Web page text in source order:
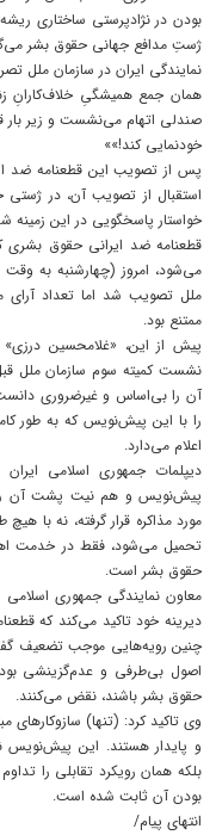
بودن در نژادپرستی ساختاری
ژستِ مدافع جهانی حقوق بشر
نمایندگی ایران در سازمان ملل
همان جمع همیشگیِ خلاف‌کارانِ
صندلی اتهام می‌نشست و زیر
خودنمایی کند!»»
پس از تصویب این قطعنامه ضد
استقبال از تصویب آن، در
خواستار پاسخگویی در این زمینه
قطعنامه ضد ایرانی حقوق بشری
می‌شود، امروز (چهارشنبه به
ملل تصویب شد اما تعداد آرای
ممتنع بود.
پیش از این، «غلامحسین
نشست کمیته سوم سازمان ملل
آن را بی‌اساس و غیرضروری
را با این پیش‌نویس که به طور
اعلام می‌دارد.
دیپلمات جمهوری اسلامی
پیش‌نویس و هم نیت پشت آن
مورد مذاکره قرار گرفته، نه
تحمیل می‌شود، فقط در خدمت
حقوق بشر است.
معاون نمایندگی جمهوری اسلامی
دیرینه خود تاکید می‌کند که
چنین رویه‌هایی موجب تضعیف
اصول بی‌طرفی و عدم‌گزینشی
حقوق بشر باشند، نقض می‌کنند.
وی تاکید کرد: (تنها) سازوکارهای
و پایدار هستند. این پیش‌نویس
بلکه همان رویکرد تقابلی را
بودن آن ثابت شده است.
انتهای پیام/